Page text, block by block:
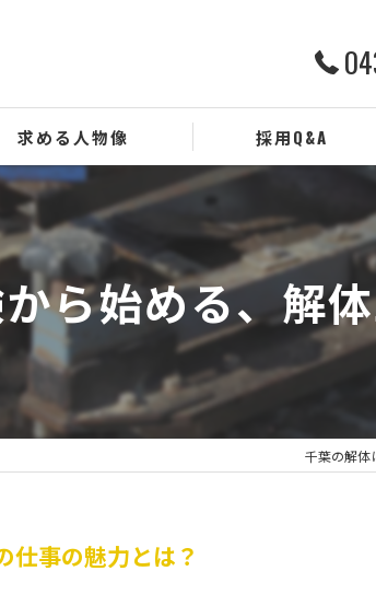
求める人物像 採用Q&A
ら始める、解
千葉の解体
仕事の魅力とは？